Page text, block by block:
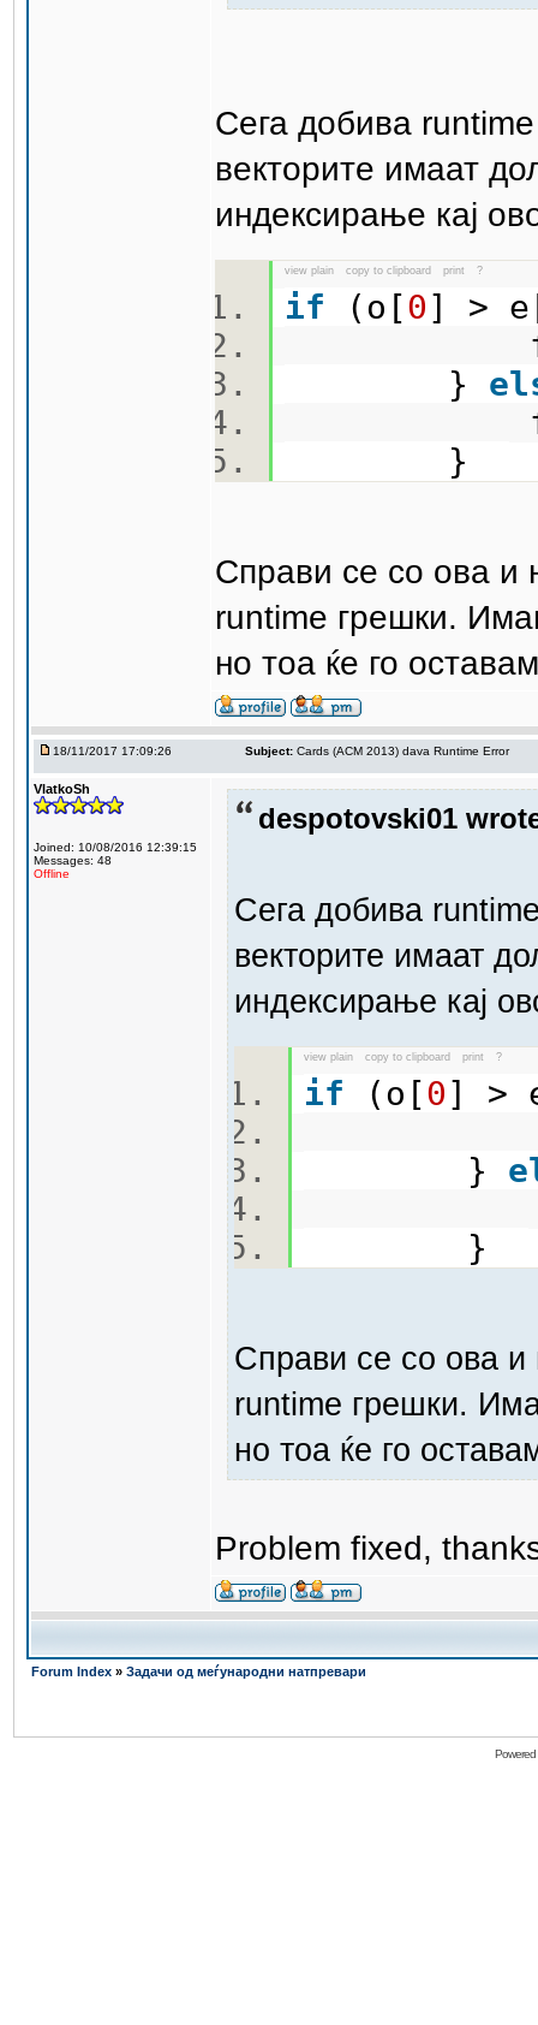
Сега добива
векторите имаат
индексирање кај
view plain copy to clipboard print ?
if (o[0] >
}
}
Справи се со ова и
runtime грешки.
но тоа ќе го
18/11/2017 17:09:26 Subject: Cards (ACM 2013) dava Runtime Error
VlatkoSh
Joined: 10/08/2016 12:39:15
Messages: 48
Offline
despotovski01
Сега добива
векторите имаат
индексирање кај
view plain copy to clipboard print ?
if (o[0] >
}
}
Справи се со ова
runtime грешки.
но тоа ќе го
Problem fixed,
Forum Index » Задачи од меѓународни натпревари